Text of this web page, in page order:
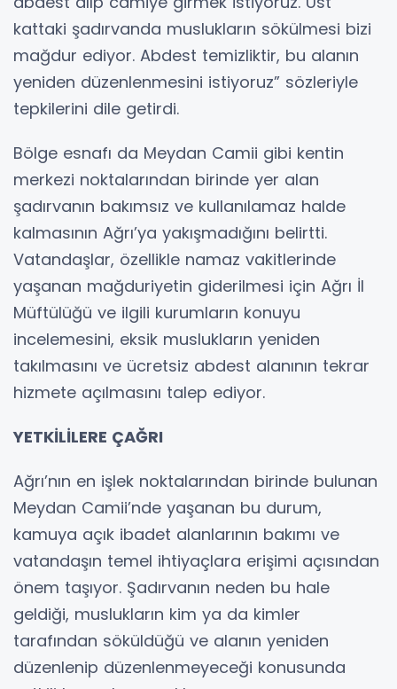
kattaki şadırvanda muslukların sökülmesi bizi
mağdur ediyor. Abdest temizliktir, bu alanın
yeniden düzenlenmesini istiyoruz” sözleriyle
tepkilerini dile getirdi.
Bölge esnafı da Meydan Camii gibi kentin
merkezi noktalarından birinde yer alan
şadırvanın bakımsız ve kullanılamaz halde
kalmasının Ağrı’ya yakışmadığını belirtti.
Vatandaşlar, özellikle namaz vakitlerinde
yaşanan mağduriyetin giderilmesi için Ağrı İl
Müftülüğü ve ilgili kurumların konuyu
incelemesini, eksik muslukların yeniden
takılmasını ve ücretsiz abdest alanının tekrar
hizmete açılmasını talep ediyor.
YETKİLİLERE ÇAĞRI
Ağrı’nın en işlek noktalarından birinde bulunan
Meydan Camii’nde yaşanan bu durum,
kamuya açık ibadet alanlarının bakımı ve
vatandaşın temel ihtiyaçlara erişimi açısından
önem taşıyor. Şadırvanın neden bu hale
geldiği, muslukların kim ya da kimler
tarafından söküldüğü ve alanın yeniden
düzenlenip düzenlenmeyeceği konusunda